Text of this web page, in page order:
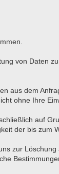
von Daten
aus dem
ohne Ihre
auf
der bis
zur